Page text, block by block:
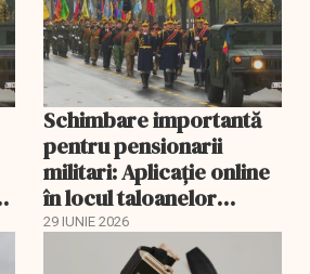
Schimbare importantă
pentru pensionarii
militari: Aplicaţie online
în locul taloanelor
tipărite
29 IUNIE 2026